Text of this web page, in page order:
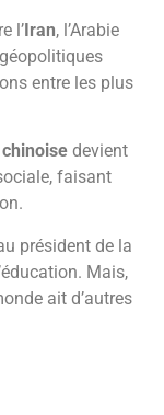
l’Iran, l’Arabie
entre les plus
devient
faisant
président de la
Mais,
ait d’autres